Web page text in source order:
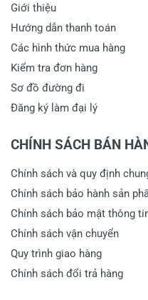
Giới thiệu
Hướng dẫn thanh toán
Các hình thức mua hàng
Kiểm tra đơn hàng
Sơ đồ đường đi
Đăng ký làm đại lý
CHÍNH SÁCH BÁN
Chính sách và quy định
Chính sách bảo hành sản
Chính sách bảo mật thông
Chính sách vận chuyển
Quy trình giao hàng
Chính sách đổi trả hàng